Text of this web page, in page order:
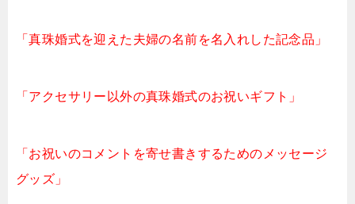
「真珠婚式を迎えた夫婦の名前を名入れした記念品」
「アクセサリー以外の真珠婚式のお祝いギフト」
「お祝いのコメントを寄せ書きするためのメッセージ
グッズ」